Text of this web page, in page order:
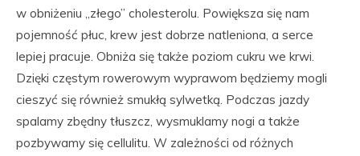
w obniżeniu „złego” cholesterolu. Powiększa się nam
pojemność płuc, krew jest dobrze natleniona, a serce
lepiej pracuje. Obniża się także poziom cukru we krwi.
Dzięki częstym rowerowym wyprawom będziemy mogli
cieszyć się również smukłą sylwetką. Podczas jazdy
spalamy zbędny tłuszcz, wysmuklamy nogi a także
pozbywamy się cellulitu. W zależności od różnych